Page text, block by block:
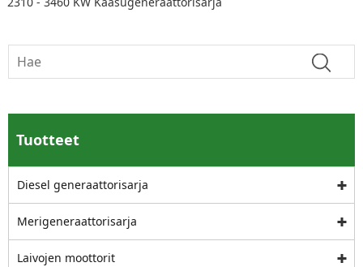
Tuotteet
Diesel generaattorisarja
Merigeneraattorisarja
Laivojen moottorit